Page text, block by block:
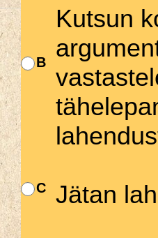
B
Kutsun
C Jätan